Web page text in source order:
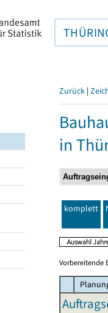
Zurück |
in
komplett
Vorbereitende